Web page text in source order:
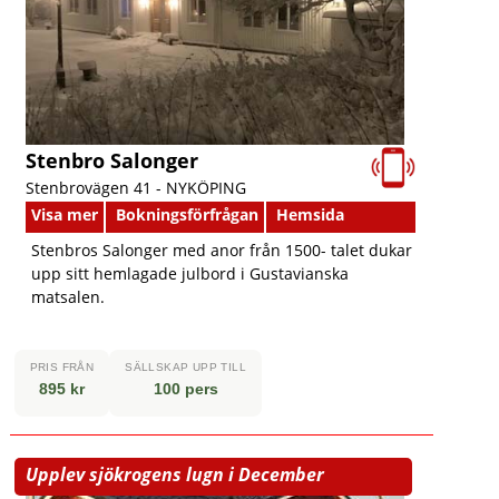
Stenbro Salonger
Stenbrovägen 41 - NYKÖPING
Visa mer
Bokningsförfrågan
Hemsida
Stenbros Salonger med anor från 1500- talet dukar
upp sitt hemlagade julbord i Gustavianska
matsalen.
PRIS FRÅN
895 kr
SÄLLSKAP UPP TILL
100 pers
Upplev sjökrogens lugn i December